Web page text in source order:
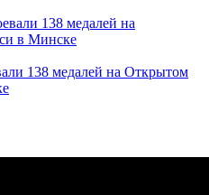
138 медалей на Открытом